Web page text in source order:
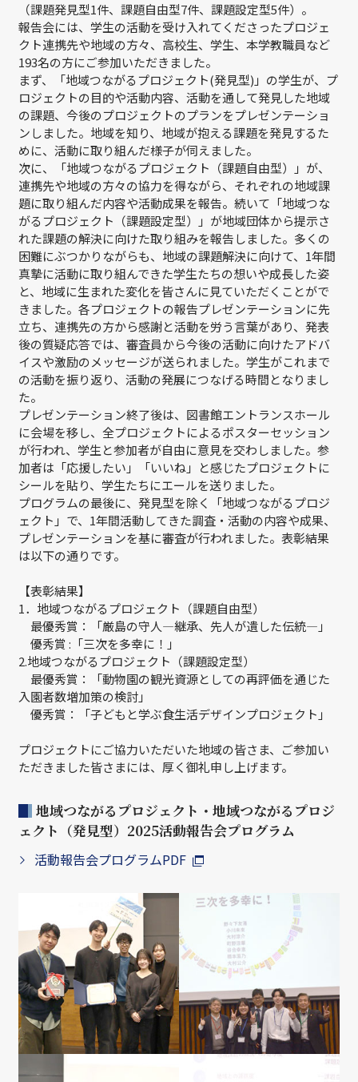
（課題発見型1件、課題自由型7件、課題設定型5件）。
報告会には、学生の活動を受け入れてくださったプロジェ
クト連携先や地域の方々、高校生、学生、本学教職員など
193名の方にご参加いただきました。
まず、「地域つながるプロジェクト(発見型)」の学生が、プ
ロジェクトの目的や活動内容、活動を通して発見した地域
の課題、今後のプロジェクトのプランをプレゼンテーショ
ンしました。地域を知り、地域が抱える課題を発見するた
めに、活動に取り組んだ様子が伺えました。
次に、「地域つながるプロジェクト（課題自由型）」が、
連携先や地域の方々の協力を得ながら、それぞれの地域課
題に取り組んだ内容や活動成果を報告。続いて「地域つな
がるプロジェクト（課題設定型）」が地域団体から提示さ
れた課題の解決に向けた取り組みを報告しました。多くの
困難にぶつかりながらも、地域の課題解決に向けて、1年間
真摯に活動に取り組んできた学生たちの想いや成長した姿
と、地域に生まれた変化を皆さんに見ていただくことがで
きました。各プロジェクトの報告プレゼンテーションに先
立ち、連携先の方から感謝と活動を労う言葉があり、発表
後の質疑応答では、審査員から今後の活動に向けたアドバ
イスや激励のメッセージが送られました。学生がこれまで
の活動を振り返り、活動の発展につなげる時間となりまし
た。
プレゼンテーション終了後は、図書館エントランスホール
に会場を移し、全プロジェクトによるポスターセッション
が行われ、学生と参加者が自由に意見を交わしました。参
加者は「応援したい」「いいね」と感じたプロジェクトに
シールを貼り、学生たちにエールを送りました。
プログラムの最後に、発見型を除く「地域つながるプロジ
ェクト」で、1年間活動してきた調査・活動の内容や成果、
プレゼンテーションを基に審査が行われました。表彰結果
は以下の通りです。
【表彰結果】
1．地域つながるプロジェクト（課題自由型）
最優秀賞：「厳島の守人—継承、先人が遺した伝統—」
優秀賞 :「三次を多幸に！」
2.地域つながるプロジェクト（課題設定型）
最優秀賞：「動物園の観光資源としての再評価を通じた
入園者数増加策の検討」
優秀賞：「子どもと学ぶ食生活デザインプロジェクト」
プロジェクトにご協力いただいた地域の皆さま、ご参加い
ただきました皆さまには、厚く御礼申し上げます。
地域つながるプロジェクト・地域つながるプロジ
ェクト（発見型）2025活動報告会プログラム
活動報告会プログラムPDF